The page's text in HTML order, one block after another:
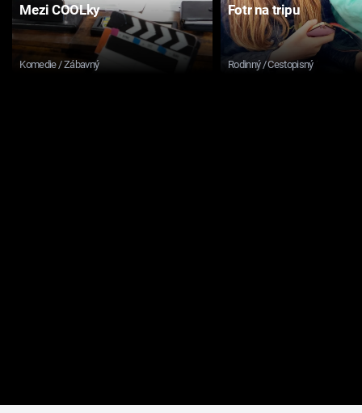
Mezi COOLky
Komedie / Zábavný
Fotr na tripu
Rodinný / Cestopisný